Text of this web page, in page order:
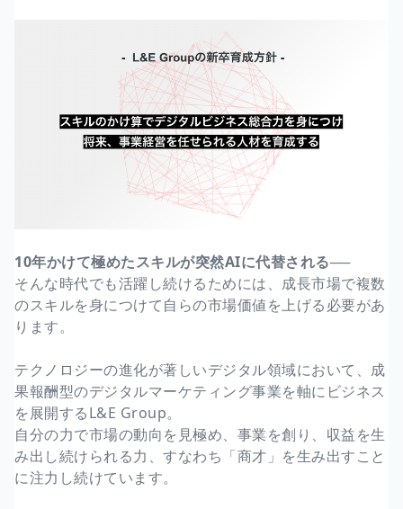
10年かけて極めたスキルが突然AIに代替される──
そんな時代でも活躍し続けるためには、成長市場で複数
のスキルを身につけて自らの市場価値を上げる必要があ
ります。
テクノロジーの進化が著しいデジタル領域において、成
果報酬型のデジタルマーケティング事業を軸にビジネス
を展開するL&E Group。
自分の力で市場の動向を見極め、事業を創り、収益を生
み出し続けられる力、すなわち「商才」を生み出すこと
に注力し続けています。